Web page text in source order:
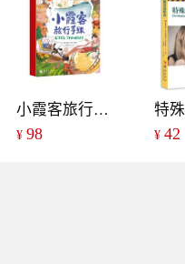
小霞客旅行手账
¥ 98 ¥42